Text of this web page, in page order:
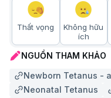
Thất vọng
Không hữu
ích
NGUỒN THAM KHẢO
Newborn Tetanus -
Neonatal Tetanus